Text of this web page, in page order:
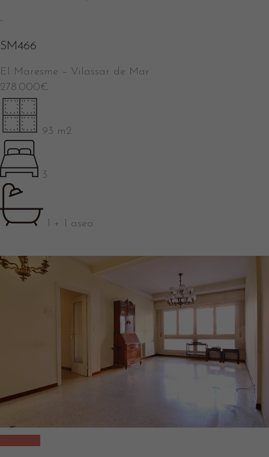
-
SM466
El Maresme – Vilassar de Mar
278.000€
93 m2
3
1 + 1 aseo
Vendido